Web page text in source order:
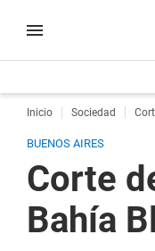
Inicio Sociedad
BUENOS AIRES
Corte
Bahía